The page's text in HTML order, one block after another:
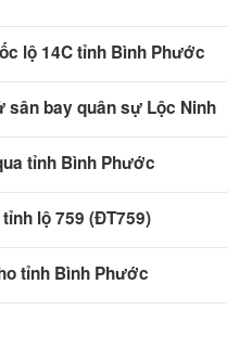
lộ 14C tỉnh Bình Phước
sân bay quân sự Lộc Ninh
tỉnh Bình Phước
lộ 759 (ĐT759)
tỉnh Bình Phước